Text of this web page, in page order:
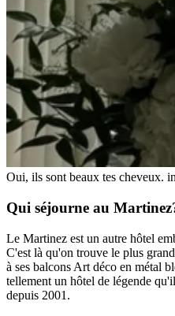
Oui, ils sont beaux tes cheveux.
Qui séjourne au
Le Martinez est un autre hôtel
C'est là qu'on trouve le plus
à ses balcons Art déco en métal
tellement un hôtel de légende
depuis 2001.